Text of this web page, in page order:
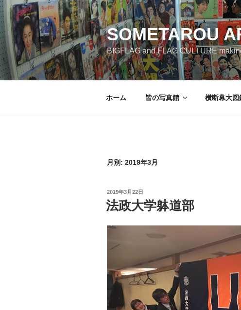
コ
ン
テ
ン
ツ
へ
ス
SOMETAROU
BIGFLAG and FLAG CULTURE
ホーム 皆の写真館 横断幕大図
月別: 2019年3月
投
稿
日:
2019年3月22日
法政大学躰道部